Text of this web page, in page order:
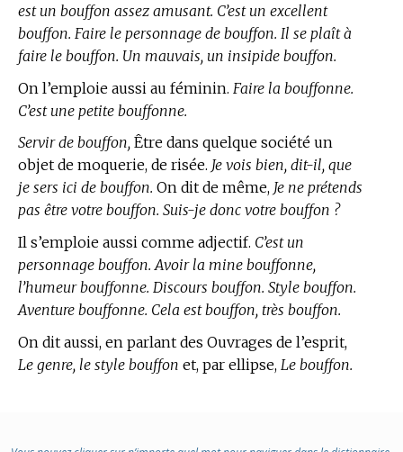
est un bouffon assez amusant. C’est un excellent
bouffon. Faire le personnage de bouffon. Il se plaît à
faire le bouffon. Un mauvais, un insipide bouffon.
On l’emploie aussi au féminin. Faire la bouffonne.
C’est une petite bouffonne.
Servir de bouffon, Être dans quelque société un
objet de moquerie, de risée. Je vois bien, dit-il, que
je sers ici de bouffon. On dit de même, Je ne prétends
pas être votre bouffon. Suis-je donc votre bouffon ?
Il s’emploie aussi comme adjectif. C’est un
personnage bouffon. Avoir la mine bouffonne,
l’humeur bouffonne. Discours bouffon. Style bouffon.
Aventure bouffonne. Cela est bouffon, très bouffon.
On dit aussi, en parlant des Ouvrages de l’esprit,
Le genre, le style bouffon et, par ellipse, Le bouffon.